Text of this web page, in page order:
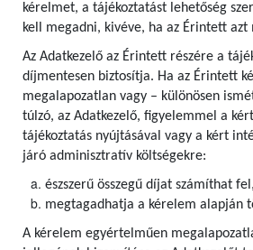
kérelmet, a tájékoztatást lehetőség
kell megadni, kivéve, ha az Érintett azt
Az Adatkezelő az Érintett részére a
díjmentesen biztosítja. Ha az Érintett
megalapozatlan vagy – különösen
túlzó, az Adatkezelő, figyelemmel a
tájékoztatás nyújtásával vagy a kért
járó adminisztratív költségekre:
észszerű összegű díjat számíthat
megtagadhatja a kérelem alapján
A kérelem egyértelműen